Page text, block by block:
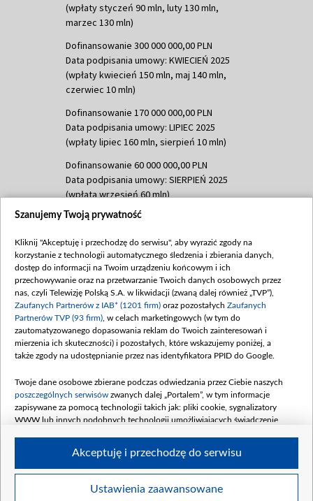
(wpłaty styczeń 90 mln, luty 130 mln,
marzec 130 mln)
Dofinansowanie 300 000 000,00 PLN
Data podpisania umowy: KWIECIEŃ 2025
(wpłaty kwiecień 150 mln, maj 140 mln,
czerwiec 10 mln)
Dofinansowanie 170 000 000,00 PLN
Data podpisania umowy: LIPIEC 2025
(wpłaty lipiec 160 mln, sierpień 10 mln)
Dofinansowanie 60 000 000,00 PLN
Data podpisania umowy: SIERPIEŃ 2025
(wpłata wrzesień 60 mln)
Dofinansowanie 635 783 051,21 PLN
(wpłata wrzesień 100 mln, październik 350
mln, listopad 265 mln)
Dofinansowanie 48 862 000,00 PLN
Data podpisania umowy: GRUDZIEŃ 2025
(wpłata grudzień 60,548 mln)
Dofinansowanie 900 000 000,00 PLN
Data podpisania umowy: LUTY 2026 (wpłata
kwiecień 180 mln, 7 maja 180 mln, 8
czerwca 90 mln)
Dofinansowanie 250 000 000,00 PLN
4 sierpnia 250 mln
Szanujemy Twoją prywatność
Kliknij "Akceptuję i przechodzę do serwisu", aby wyrazić zgody na
korzystanie z technologii automatycznego śledzenia i zbierania danych,
dostęp do informacji na Twoim urządzeniu końcowym i ich
przechowywanie oraz na przetwarzanie Twoich danych osobowych przez
nas, czyli Telewizję Polską S.A. w likwidacji (zwaną dalej również „TVP”),
Zaufanych Partnerów z IAB* (1201 firm) oraz pozostałych Zaufanych
Partnerów TVP (93 firm) , w celach marketingowych (w tym do
zautomatyzowanego dopasowania reklam do Twoich zainteresowań i
mierzenia ich skuteczności) i pozostałych, które wskazujemy poniżej, a
także zgody na udostępnianie przez nas identyfikatora PPID do Google.
Twoje dane osobowe zbierane podczas odwiedzania przez Ciebie naszych
poszczególnych serwisów zwanych dalej „Portalem”, w tym informacje
zapisywane za pomocą technologii takich jak: pliki cookie, sygnalizatory
WWW lub innych podobnych technologii umożliwiających świadczenie
Twoje dane osobowe zbierane podczas odwiedzania przez Ciebie
Ustawienia zaawansowane
Akceptuję i przechodzę do serwisu